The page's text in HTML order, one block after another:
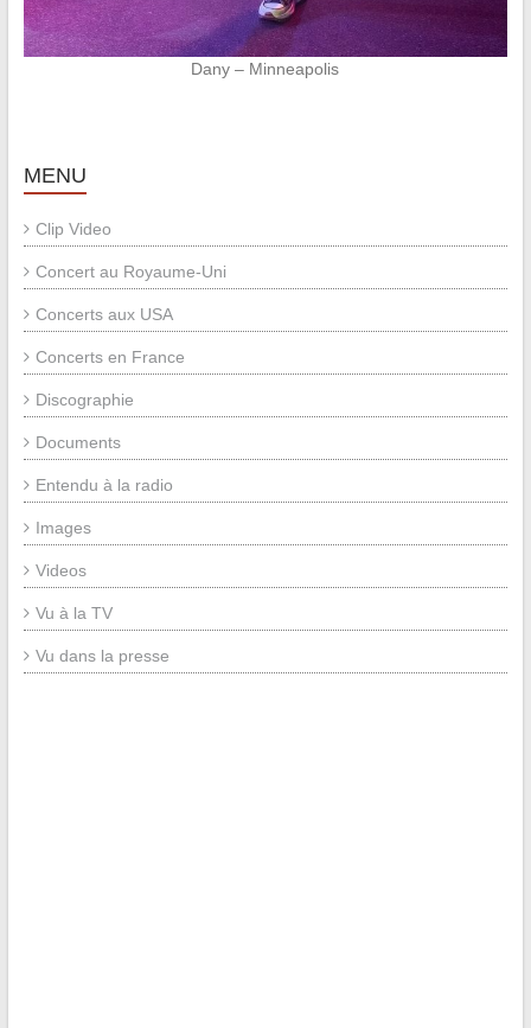
Dany – Minneapolis
MENU
Clip Video
Concert au Royaume-Uni
Concerts aux USA
Concerts en France
Discographie
Documents
Entendu à la radio
Images
Videos
Vu à la TV
Vu dans la presse